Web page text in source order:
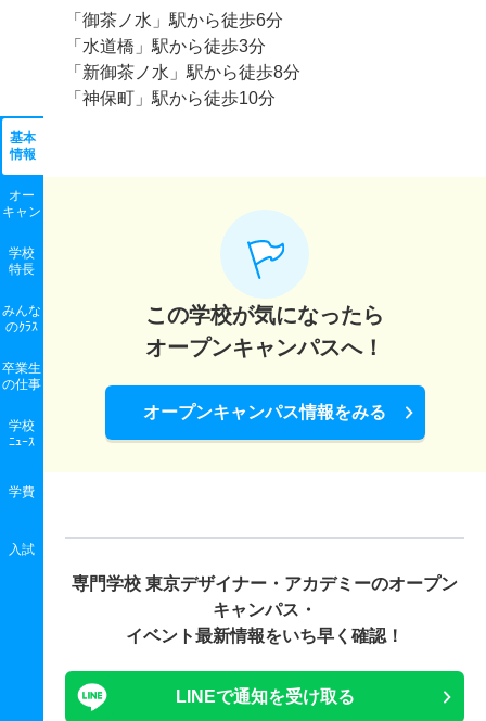
基本
情報
オー
キャン
学校
特長
みんな
のｸﾗｽ
卒業生
の仕事
学校
ﾆｭｰｽ
学費
入試
「御茶ノ水」駅から徒歩6分
「水道橋」駅から徒歩3分
「新御茶ノ水」駅から徒歩8分
「神保町」駅から徒歩10分
この学校が気になったら
オープンキャンパスへ！
オープンキャンパス情報をみる
専門学校 東京デザイナー・アカデミーのオープン
キャンパス・
イベント最新情報をいち早く確認！
LINEで通知を受け取る